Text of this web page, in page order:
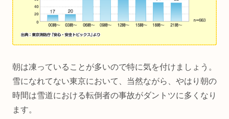
朝は凍っていることが多いので特に気を付けましょう。
雪になれてない東京において、当然ながら、やはり朝の
時間は雪道における転倒者の事故がダントツに多くなり
ます。